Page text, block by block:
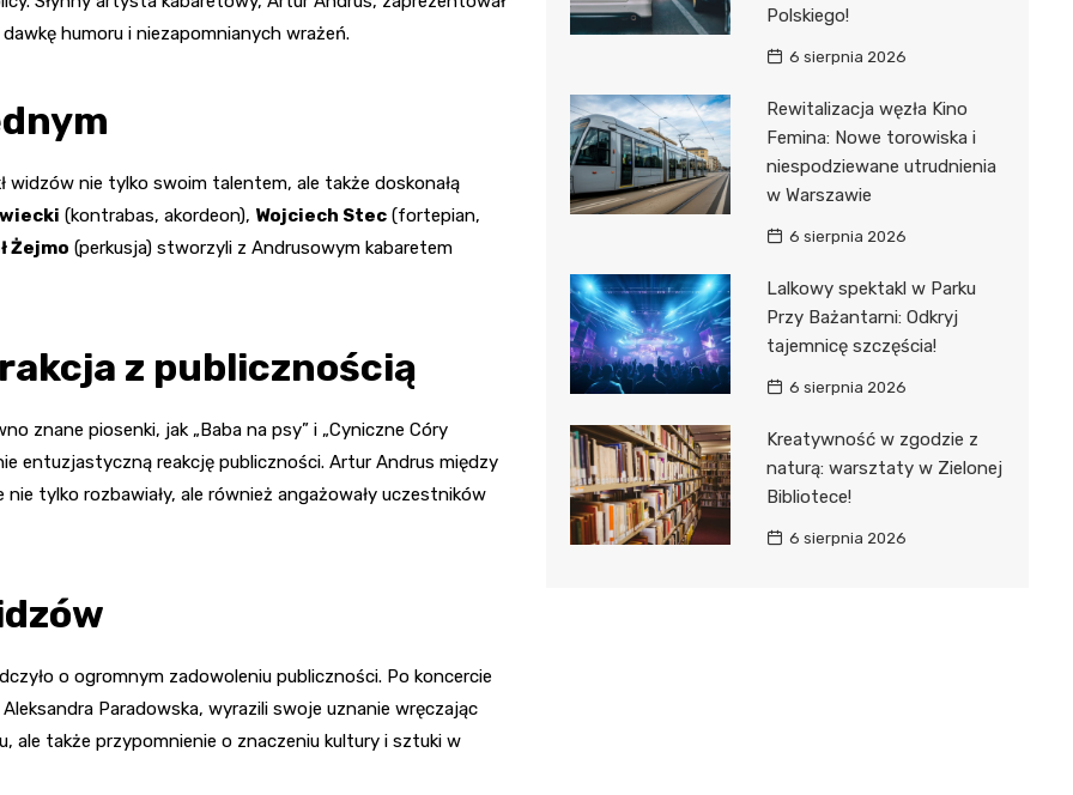
humoru i niezapomnianych wrażeń.
nie tylko swoim talentem, ale także doskonałą
(kontrabas, akordeon), Wojciech Stec (fortepian,
Żejmo (perkusja) stworzyli z Andrusowym kabaretem
z publicznością
znane piosenki, jak „Baba na psy” i „Cyniczne Córy
entuzjastyczną reakcję publiczności. Artur Andrus między
tylko rozbawiały, ale również angażowały uczestników
o ogromnym zadowoleniu publiczności. Po koncercie
Paradowska, wyrazili swoje uznanie wręczając
ale także przypomnienie o znaczeniu kultury i sztuki w
Polskiego!
6 sierpnia 2026
Rewitalizacja węzła Kino
Femina: Nowe torowiska i
niespodziewane utrudnienia
w Warszawie
6 sierpnia 2026
Lalkowy spektakl w Parku
Przy Bażantarni: Odkryj
tajemnicę szczęścia!
6 sierpnia 2026
Kreatywność w zgodzie z
naturą: warsztaty w Zielonej
Bibliotece!
6 sierpnia 2026